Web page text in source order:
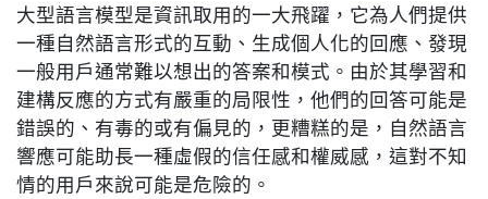
大型語言模型是資訊取用的一大飛躍，它為人們提供
一種自然語言形式的互動、生成個人化的回應、發現
一般用戶通常難以想出的答案和模式。由於其學習和
建構反應的方式有嚴重的局限性，他們的回答可能是
錯誤的、有毒的或有偏見的，更糟糕的是，自然語言
響應可能助長一種虛假的信任感和權威感，這對不知
情的用戶來說可能是危險的。